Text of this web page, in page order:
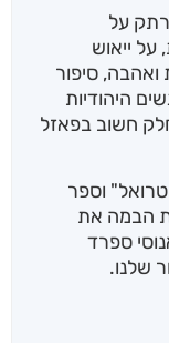
על
על ייאוש
ואהבה, סיפור
היהודיות
שהיא חלק חשוב בפאזל
וספר
הבמה את
ספרד
שלנו.